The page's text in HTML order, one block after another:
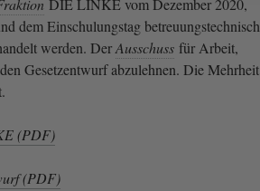
DIE LINKE vom Dezember 2020,
dem Einschulungstag betreuungstechnisch
werden. DerAusschuss für Arbeit,
Gesetzentwurf abzulehnen. Die Mehrheit
(PDF)
(PDF)